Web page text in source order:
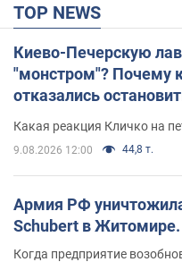
TOP NEWS
Киево-Печерскую
"монстром"? Почему
отказались
Какая реакция Кличко на
9.08.2026 12:00 44,8 т.
Армия РФ
Schubert в
Когда предприятие